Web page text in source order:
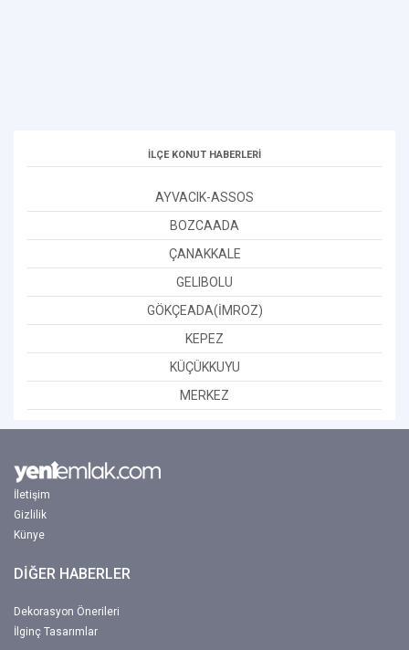
İLÇE KONUT HABERLERİ
AYVACIK-ASSOS
BOZCAADA
ÇANAKKALE
GELIBOLU
GÖKÇEADA(İMROZ)
KEPEZ
KÜÇÜKKUYU
MERKEZ
İletişim
Gizlilik
Künye
DİĞER HABERLER
Dekorasyon Önerileri
İlginç Tasarımlar